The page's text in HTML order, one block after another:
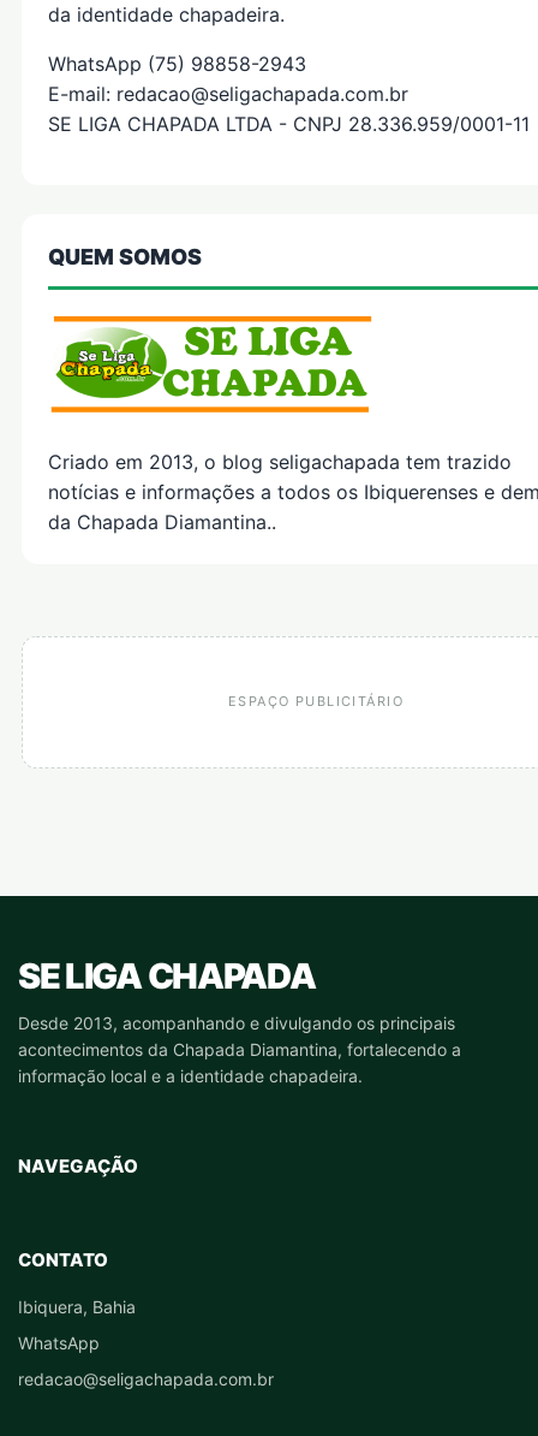
da identidade chapadeira.
WhatsApp (75) 98858-2943
E-mail: redacao@seligachapada.com.br
SE LIGA CHAPADA LTDA - CNPJ 28.336.959/0001-11
QUEM SOMOS
Criado em 2013, o blog seligachapada tem trazido
notícias e informações a todos os Ibiquerenses e
da Chapada Diamantina..
ESPAÇO PUBLICITÁRIO
SE LIGA CHAPADA
Desde 2013, acompanhando e divulgando os principais
acontecimentos da Chapada Diamantina, fortalecendo a
informação local e a identidade chapadeira.
NAVEGAÇÃO
CONTATO
Ibiquera, Bahia
WhatsApp
redacao@seligachapada.com.br